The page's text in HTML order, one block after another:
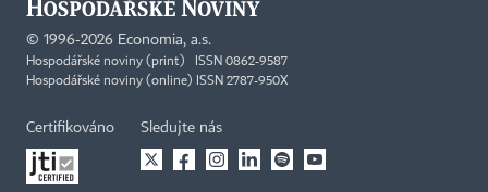
© 1996-2026 Economia, a.s.
Hospodářské noviny (print) ISSN 0862-9587
Hospodářské noviny (online) ISSN 2787-950X
Certifikováno Sledujte nás